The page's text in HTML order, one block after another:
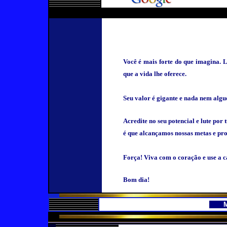
Você é mais forte do que imagina.
que a vida lhe oferece.
Seu valor é gigante e nada nem
Acredite no seu potencial e lute por
é que alcançamos nossas metas e
Força! Viva com o coração e use a
Bom dia!